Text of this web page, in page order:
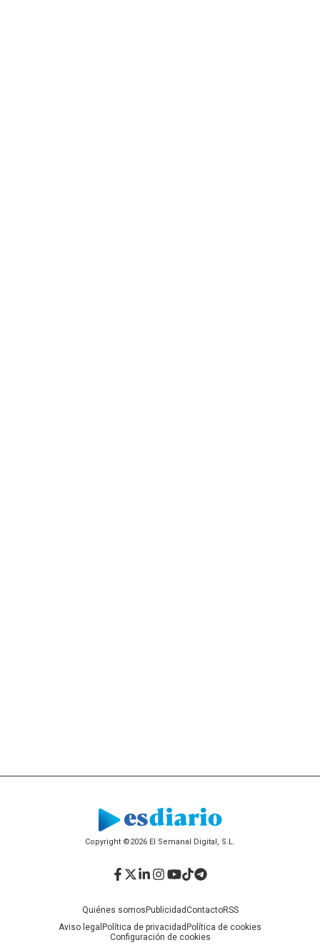
Copyright ©2026 El Semanal Digital, S.L.
Quiénes somos PublicidadContactoRSS
Aviso legal Política de privacidad Política de cookies
Configuración de cookies
Facebook
Twitter
LinkedIn
Instagram
YouTube
TikTok
Telegram